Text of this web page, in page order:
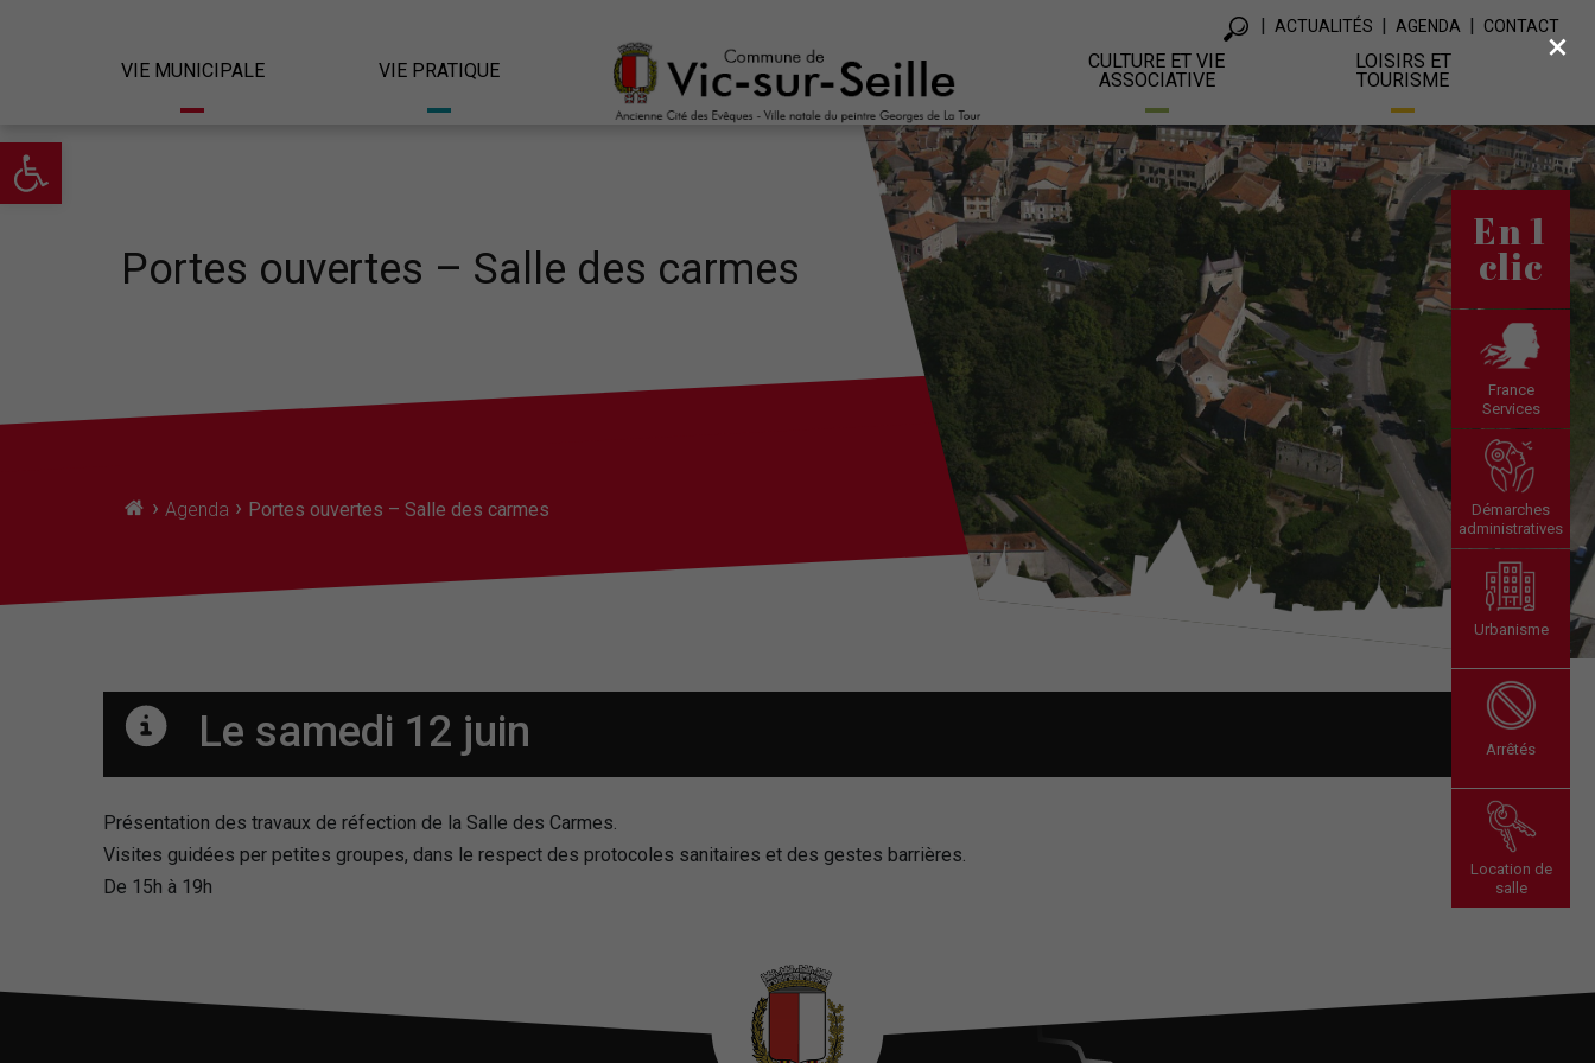
Ouvrir la barre d’outils
ACTUALITÉS AGENDA CONTACT
VIE MUNICIPALE VIE PRATIQUE
CULTURE ET VIE
ASSOCIATIVE
LOISIRS ET
TOURISME
En 1
clic
France
Services
Démarches
administratives
Urbanisme
Arrêtés
Location de
salle
Portes ouvertes – Salle des carmes
› Agenda › Portes ouvertes – Salle des carmes
Le samedi 12 juin
Présentation des travaux de réfection de la Salle des Carmes.
Visites guidées per petites groupes, dans le respect des protocoles sanitaires et des gestes barrières.
De 15h à 19h
×